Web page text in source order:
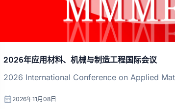
2026年应用材料、机械与制造工程国际会议
2026 International Conference on Applied
calendar_month 2026年11月08日